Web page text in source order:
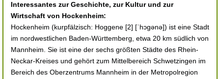
Interessantes zur Geschichte, zur Kultur und zur
Wirtschaft von Hockenheim:
Hockenheim (kurpfälzisch: Hoggene [2] [ˈhɔgənə]) ist eine Stadt
im nordwestlichen Baden-Württemberg, etwa 20 km südlich von
Mannheim. Sie ist eine der sechs größten Städte des Rhein-
Neckar-Kreises und gehört zum Mittelbereich Schwetzingen im
Bereich des Oberzentrums Mannheim in der Metropolregion